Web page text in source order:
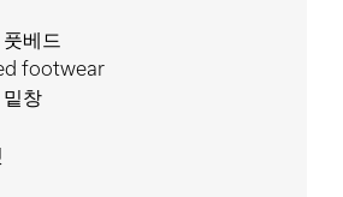
베드
footwear
창